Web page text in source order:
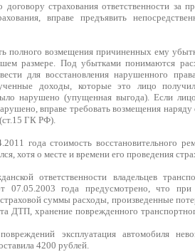
страхования ответственности за
вправе предъявить
полного возмещения причиненных ему
размере. Под убытками понимаются
для восстановления нарушенного
доходы, которые это лицо
нарушено (упущенная выгода). Если
вправе требовать возмещения
ГК РФ).
года стоимость восстановительного
хотя о месте и времени его проведения
ответственности владельцев
года предусмотрено, что при
суммы расходы, произведенные
ДТП, хранение поврежденного
эксплуатация автомобиля
4200 рублей.